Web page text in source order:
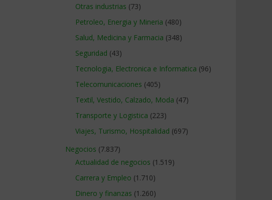
Otras industrias (73)
Petroleo, Energia y Mineria (480)
Salud, Medicina y Farmacia (348)
Seguridad (43)
Tecnologia, Electronica e Informatica (96)
Telecomunicaciones (405)
Textil, Vestido, Calzado, Moda (47)
Transporte y Logistica (223)
Viajes, Turismo, Hospitalidad (697)
Negocios (7.837)
Actualidad de negocios (1.519)
Carrera y Empleo (1.710)
Dinero y finanzas (1.260)